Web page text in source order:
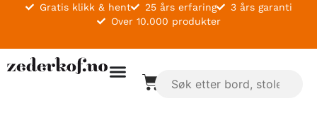
Gratis klikk & hent 25 års erfaring
3 års garanti
Over 10.000 produkter